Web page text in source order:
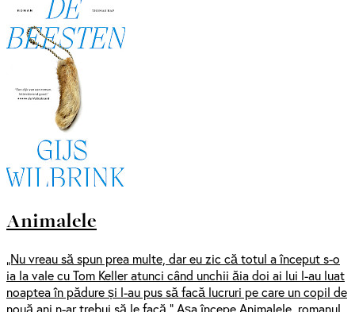
Animalele
„Nu vreau să spun prea multe, dar eu zic că totul a început s-o
ia la vale cu Tom Keller atunci când unchii ăia doi ai lui l-au luat
noaptea în pădure și l-au pus să facă lucruri pe care un copil de
nouă ani n-ar trebui să le facă.” Așa începe Animalele, romanul